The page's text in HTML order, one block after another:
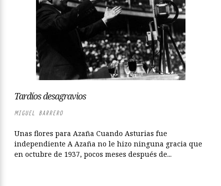
Tardíos desagravios
MIGUEL BARRERO
Unas flores para Azaña Cuando Asturias fue
independiente A Azaña no le hizo ninguna gracia que
en octubre de 1937, pocos meses después de...